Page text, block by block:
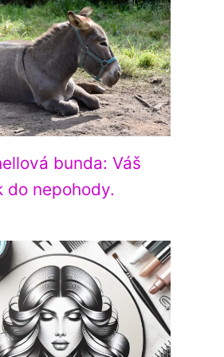
bunda: Váš
do nepohody.